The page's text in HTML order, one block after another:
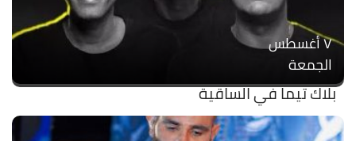
۷ أغسطس
الجمعة
بلاك تيما في الساقية